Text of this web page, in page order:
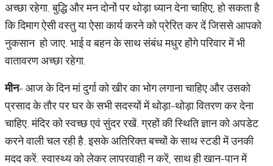
अच्छा रहेगा. बुद्धि और मन दोनों पर थोड़ा ध्यान देना चाहिए, हो सकता है
कि दिमाग ऐसी वस्तु या ऐसा कार्य करने को प्रेरित कर दें जिससे आपको
नुकसान हो जाए. भाई व बहन के साथ संबंध मधुर होंगे परिवार में भी
वातावरण अच्छा रहेगा.
मीन- आज के दिन मां दुर्गा को खीर का भोग लगाना चाहिए और उसको
प्रसाद के तौर पर घर के सभी सदस्यों में थोड़ा-थोड़ा वितरण कर देना
चाहिए. मंदिर को स्वच्छ एवं सुंदर रखें. ग्रहों की स्थिति ज्ञान को अपडेट
करने वाली चल रही है. इसके अतिरिक्त बच्चों के साथ स्टडी में उनकी
मदद करें. स्वास्थ्य को लेकर लापरवाही न करें, साथ ही खान-पान में